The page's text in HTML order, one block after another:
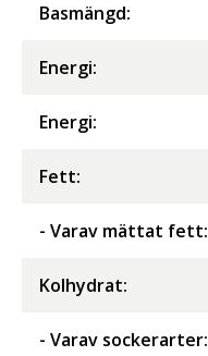
Basmängd:
Energi:
Energi:
Fett:
- Varav mättat fett:
Kolhydrat:
- Varav sockerarter: